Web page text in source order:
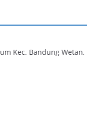
Kec. Bandung Wetan,